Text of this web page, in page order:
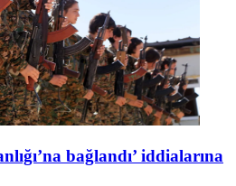
bağlandı’ iddialarına